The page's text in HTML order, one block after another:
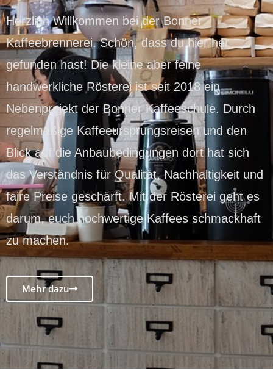
Herzlich Willkommen bei der Bonner
Kaffeebrennerei. Schön, dass du hier her
gefunden hast! Die kleine aber feine
handwerkliche Rösterei ist seit 2018 ein
Nebenprojekt der Bonner Kaffeeschule. Durch
regelmäßige Kaffeeursprungsreisen und den
Blick auf die Anbaubedingungen dort hat sich
das Verständnis für Qualität, Nachhaltigkeit und
faire Preise geschärft. Mit der Rösterei geht es
darum, euch hochwertige Kaffees schmackhaft
zu machen.
Mehr dazu